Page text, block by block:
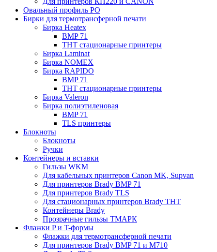
Овальный профиль PO
Бирки для термотрансферной печати
Бирка Heatex
BMP 71
THT стационарные принтеры
Бирка Laminat
Бирка NOMEX
Бирка RAPIDO
BMP 71
THT стационарные принтеры
Бирка Valeron
Бирка полиэтиленовая
BMP 71
TLS принтеры
Блокноты
Блокноты
Ручки
Контейнеры и вставки
Гильзы WKM
Для кабельных принтеров Canon MK, Supvan
Для принтеров Brady BMP 71
Для принтеров Brady TLS
Для стационарных принтеров Brady THT
Контейнеры Brady
Прозрачные гильзы ТМАРК
Флажки P и T-формы
Флажки для термотрансферной печати
Для принтеров Brady BMP 71 и M710